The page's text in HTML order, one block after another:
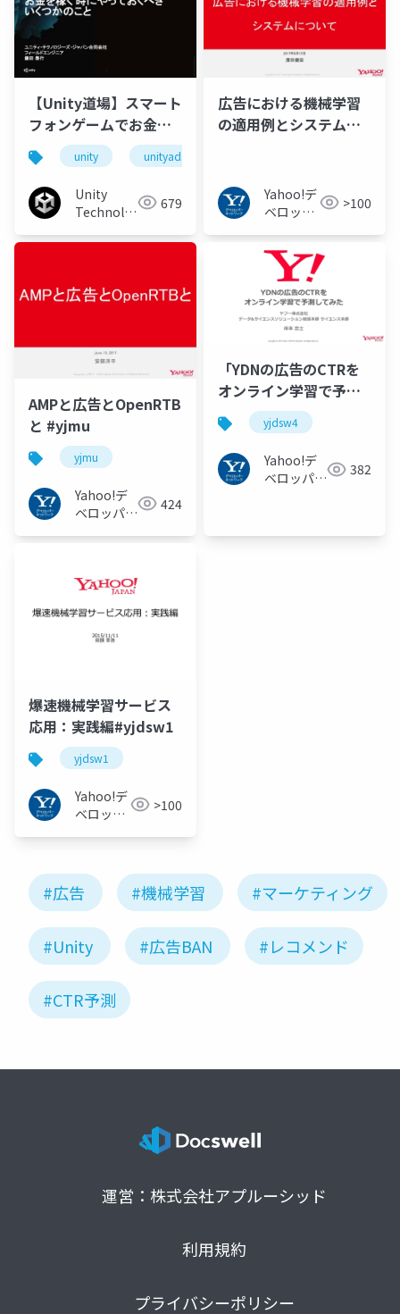
【Unity道場】スマート
フォンゲームでお金を
稼ぐときにやっておく
べきいくつかのこと
unity unityads
Unity
Technologies 679
広告における機械学習
の適用例とシステムに
Yahoo!デ
ベロッパ
ワーク
>100
AMPと広告とOpenRTB
と #yjmu
yjmu
Yahoo!デ
ベロッパー
424
「YDNの広告のCTRを
オンライン学習で予測
してみた」#yjdsw4
yjdsw4
Yahoo!デ
ベロッパー
382
爆速機械学習サービス
応用：実践編#yjdsw1
yjdsw1
Yahoo!デ
ベロッパ
>100
#広告 #機械学習 #マーケティング
#Unity #広告BAN #レコメンド
#CTR予測
運営：株式会社アプルーシッド
利用規約
プライバシーポリシー